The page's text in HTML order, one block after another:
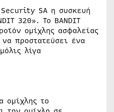
SA η συσκευή
320». Το BANDIT
ομίχλης ασφαλείας
προστατεύσει ένα
λίγα
ομίχλης το